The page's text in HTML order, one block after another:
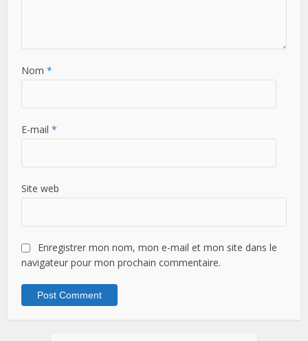
Nom*
E-mail*
Site web
Enregistrer mon nom, mon e-mail et mon site dans le
navigateur pour mon prochain commentaire.